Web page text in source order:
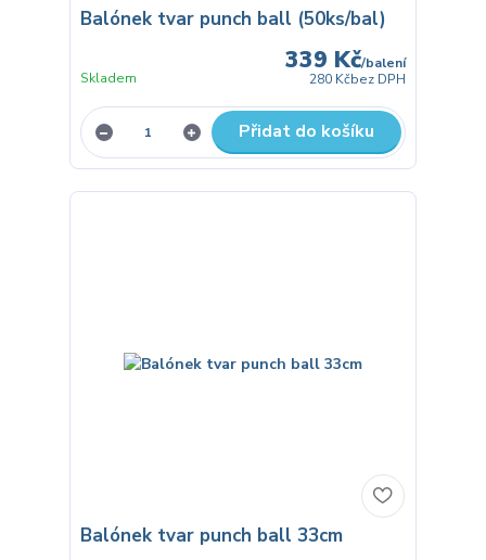
Balónek tvar punch ball (50ks/bal)
339 Kč/balení
280 Kčbez DPH
Skladem
Přidat do košíku
Balónek tvar punch ball 33cm